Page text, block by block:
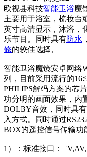
欧视县科技智能卫浴魔
主要用于浴室，梳妆台
英寸高清显示，沐浴，
乐节目。同时具有防水
修的较佳选择。
智能卫浴魔镜安卓网络
列，目前采用流行的
PHILIPS解码方案的芯
功分明的画面效果，内
DOLBY音效，同时具
入方式。同时通过
BOX的遥控信号传输功
1）：标准接口：